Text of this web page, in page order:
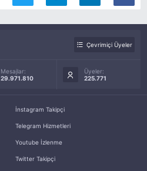
Çevrimiçi Üyeler
Mesajlar:
29.971.810
Üyeler:
225.771
İnstagram Takipçi
Telegram Hizmetleri
Youtube İzlenme
Twitter Takipçi